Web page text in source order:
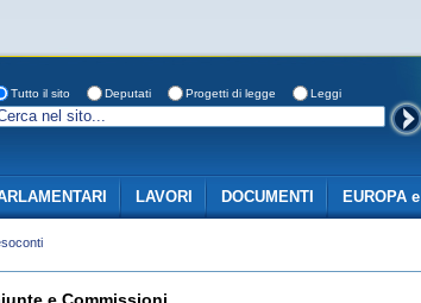
Tutto il sito Deputati Progetti di legge Leggi
LAVORI DOCUMENTI EUROPA